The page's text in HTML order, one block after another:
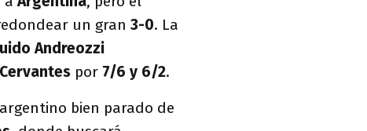
un gran 3-0. La
Andreozzi
por 7/6 y 6/2.
bien parado de